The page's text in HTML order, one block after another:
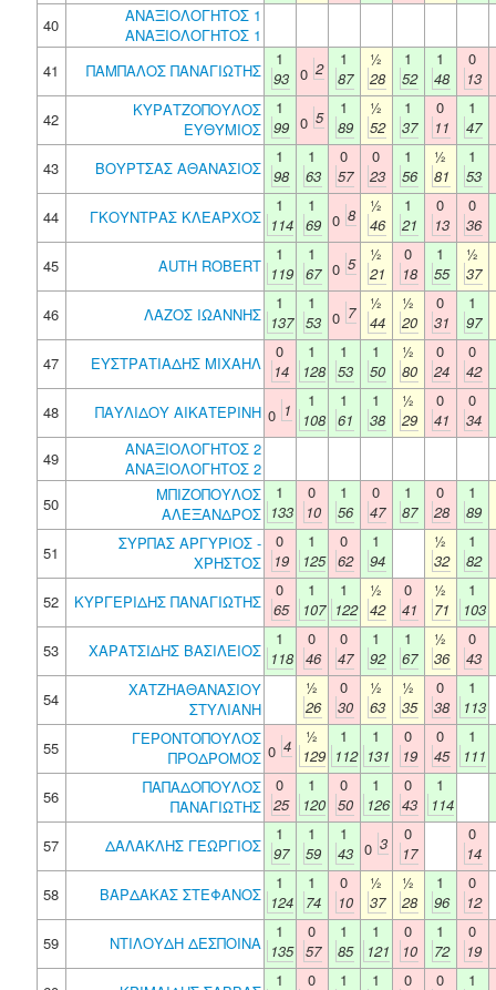
40
ΑΝΑΞΙΟΛΟΓΗΤΟΣ 1
ΑΝΑΞΙΟΛΟΓΗΤΟΣ 1
41
ΠΑΜΠΑΛΟΣ ΠΑΝΑΓΙΩΤΗΣ
1
93 0 2
1
87
½
28
1
52
1
48
0
13
42
ΚΥΡΑΤΖΟΠΟΥΛΟΣ
ΕΥΘΥΜΙΟΣ
1
99 0 5
1
89
½
52
1
37
0
11
1
47
43
ΒΟΥΡΤΣΑΣ ΑΘΑΝΑΣΙΟΣ
1
98
1
63
0
57
0
23
1
56
½
81
1
53
44
ΓΚΟΥΝΤΡΑΣ ΚΛΕΑΡΧΟΣ
1
114
1
69 0 8
½
46
1
21
0
13
0
36
45
AUTH ROBERT
1
119
1
67 0 5
½
21
0
18
1
55
½
37
46
ΛΑΖΟΣ ΙΩΑΝΝΗΣ
1
137
1
53 0 7
½
44
½
20
0
31
1
97
47
ΕΥΣΤΡΑΤΙΑΔΗΣ ΜΙΧΑΗΛ
0
14
1
128
1
53
1
50
½
80
0
24
0
42
48
ΠΑΥΛΙΔΟΥ ΑΙΚΑΤΕΡΙΝΗ 0 1
1
108
1
61
1
38
½
29
0
41
0
34
49
ΑΝΑΞΙΟΛΟΓΗΤΟΣ 2
ΑΝΑΞΙΟΛΟΓΗΤΟΣ 2
50
ΜΠΙΖΟΠΟΥΛΟΣ
ΑΛΕΞΑΝΔΡΟΣ
1
133
0
10
1
56
0
47
1
87
0
28
1
89
51
ΣΥΡΠΑΣ ΑΡΓΥΡΙΟΣ -
ΧΡΗΣΤΟΣ
0
19
1
125
0
62
1
94
½
32
1
82
52
ΚΥΡΓΕΡΙΔΗΣ ΠΑΝΑΓΙΩΤΗΣ
0
65
1
107
1
122
½
42
0
41
½
71
1
103
53
ΧΑΡΑΤΣΙΔΗΣ ΒΑΣΙΛΕΙΟΣ
1
118
0
46
0
47
1
92
1
67
½
36
0
43
54
ΧΑΤΖΗΑΘΑΝΑΣΙΟΥ
ΣΤΥΛΙΑΝΗ
½
26
0
30
½
63
½
35
0
38
1
113
55
ΓΕΡΟΝΤΟΠΟΥΛΟΣ
ΠΡΟΔΡΟΜΟΣ 0 4
½
129
1
112
1
131
0
19
0
45
1
111
56
ΠΑΠΑΔΟΠΟΥΛΟΣ
ΠΑΝΑΓΙΩΤΗΣ
0
25
1
120
0
50
1
126
0
43
1
114
57
ΔΑΛΑΚΛΗΣ ΓΕΩΡΓΙΟΣ
1
97
1
59
1
43 0 3
0
17
0
14
58
ΒΑΡΔΑΚΑΣ ΣΤΕΦΑΝΟΣ
1
124
1
74
0
10
½
37
½
28
1
96
0
12
59
ΝΤΙΛΟΥΔΗ ΔΕΣΠΟΙΝΑ
1
135
0
57
1
85
1
121
0
10
1
72
0
19
1
0
1
1
0
0
1